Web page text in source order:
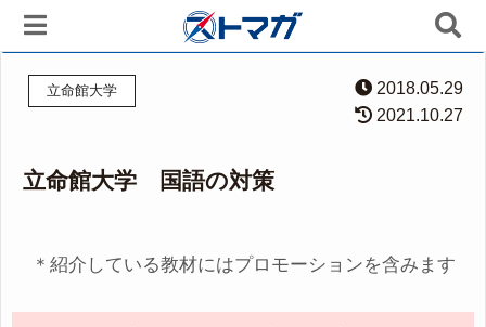
立命館大学
2018.05.29
2021.10.27
立命館大学 国語の対策
＊紹介している教材にはプロモーションを含みます